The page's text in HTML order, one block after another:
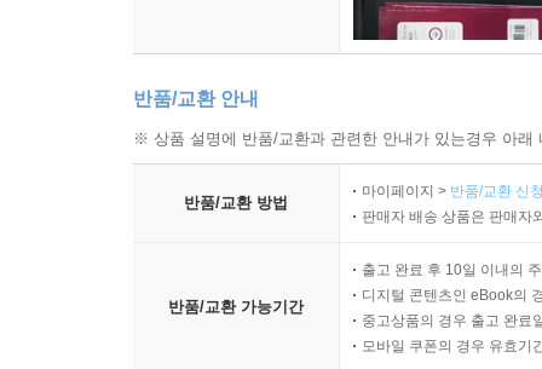
반품/교환 안내
※ 상품 설명에 반품/교환과 관련한 안내가 있는경우 아
반품/교환 방법
마이페이지 > 반품/교환 신
판매자 배송 상품은 판매자
반품/교환 가능기간
출고 완료 후 10일 이내의
디지털 콘텐츠인 eBook의
중고상품의 경우 출고 완료
모바일 쿠폰의 경우 유효기